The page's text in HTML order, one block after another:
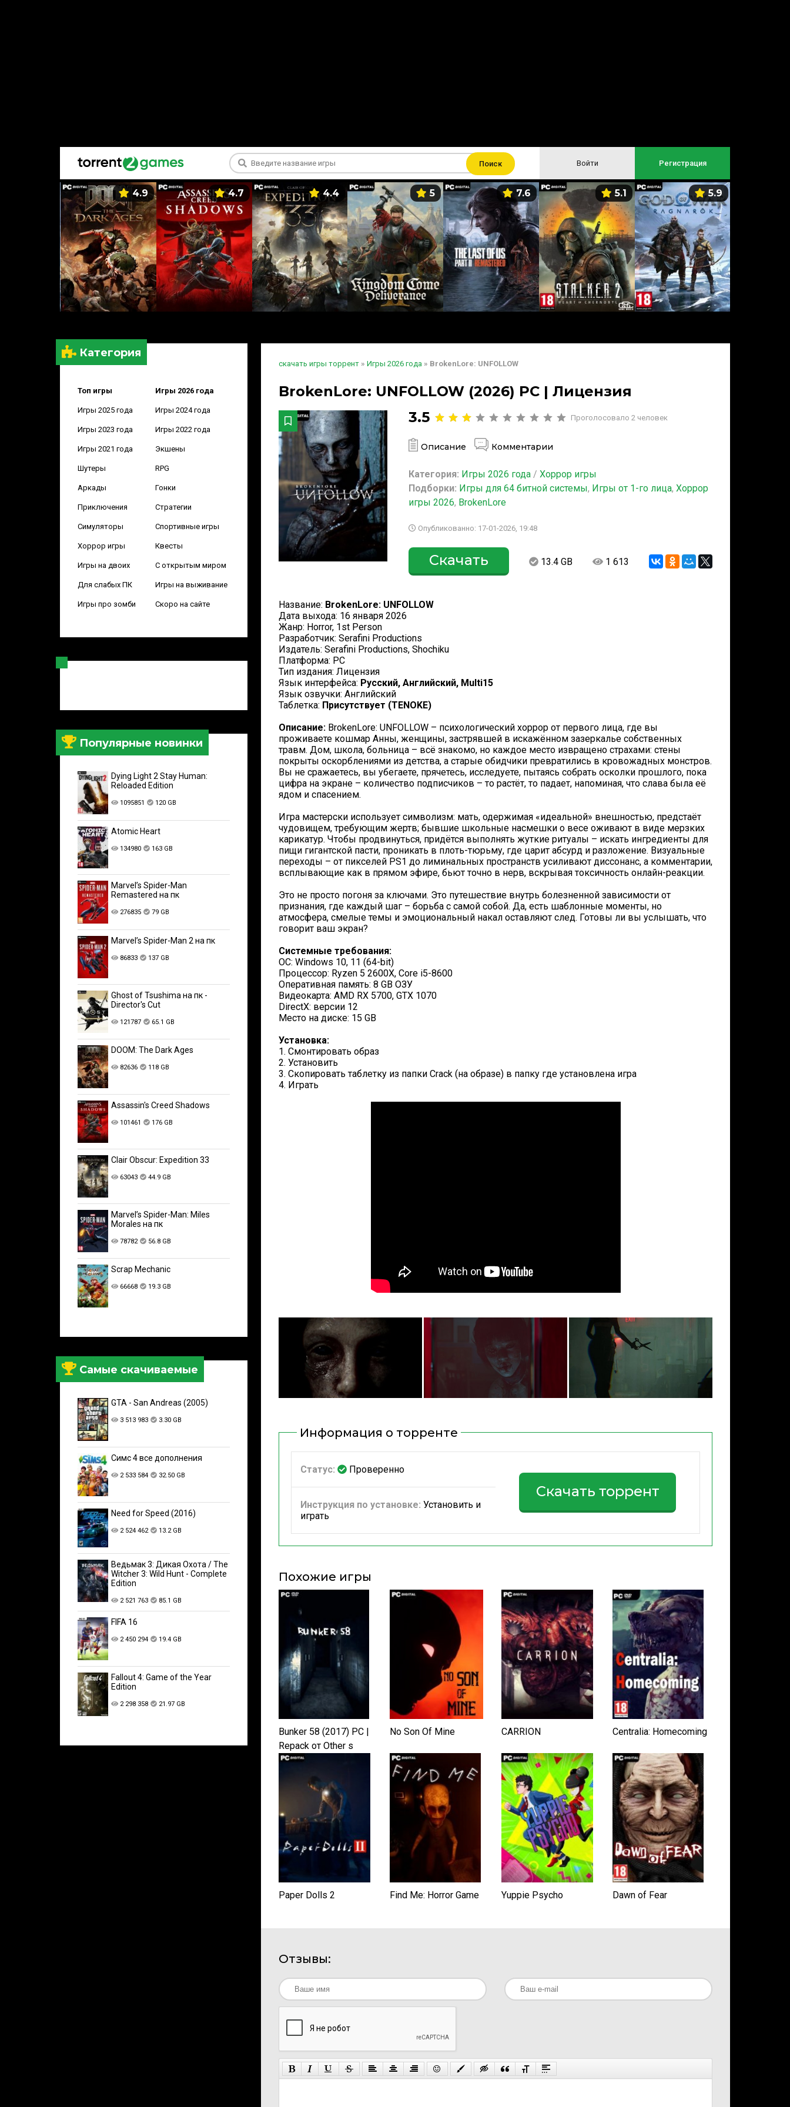
Поиск Войти Регистрация
4.9 4.7 4.4 5 7.6 5.1 5.9
Категория
Топ игры Игры 2026 года
Игры 2025 года Игры 2024 года
Игры 2023 года Игры 2022 года
Игры 2021 года Экшены
Шутеры RPG
Аркады Гонки
Приключения Стратегии
Симуляторы Спортивные игры
Хоррор игры Квесты
Игры на двоих С открытым миром
Для слабых ПК Игры на выживание
Игры про зомби Скоро на сайте
Популярные новинки
Dying Light 2 Stay Human:
Reloaded Edition
1095851 120 GB
Atomic Heart
134980 163 GB
Marvel’s Spider-Man
Remastered на пк
276835 79 GB
Marvel’s Spider-Man 2 на пк
86833 137 GB
Ghost of Tsushima на пк -
Director's Cut
121787 65.1 GB
DOOM: The Dark Ages
82636 118 GB
Assassin's Creed Shadows
101461 176 GB
Clair Obscur: Expedition 33
63043 44.9 GB
Marvel’s Spider-Man: Miles
Morales на пк
78782 56.8 GB
Scrap Mechanic
66668 19.3 GB
Самые скачиваемые
GTA - San Andreas (2005)
3 513 983 3.30 GB
Симс 4 все дополнения
2 533 584 32.50 GB
Need for Speed (2016)
2 524 462 13.2 GB
Ведьмак 3: Дикая Охота / The
Witcher 3: Wild Hunt - Complete
Edition
2 521 763 85.1 GB
FIFA 16
2 450 294 19.4 GB
Fallout 4: Game of the Year
Edition
2 298 358 21.97 GB
скачать игры торрент » Игры 2026 года » BrokenLore: UNFOLLOW
BrokenLore: UNFOLLOW (2026) PC | Лицензия
3.5
Проголосовало2 человек
Описание Комментарии
Категория: Игры 2026 года /Хоррор игры
Подборки: Игры для 64 битной системы, Игры от 1-го лица,Хоррор
игры 2026, BrokenLore
Опубликованно: 17-01-2026, 19:48
Скачать 13.4 GB 1 613
Название: BrokenLore: UNFOLLOW
Дата выхода: 16 января 2026
Жанр: Horror, 1st Person
Разработчик: Serafini Productions
Издатель: Serafini Productions, Shochiku
Платформа: PC
Тип издания: Лицензия
Язык интерфейса: Русский, Английский, Multi15
Язык озвучки: Английский
Таблетка: Присутствует (TENOKE)
Описание: BrokenLore: UNFOLLOW – психологический хоррор от первого лица, где вы
проживаете кошмар Анны, женщины, застрявшей в искажённом зазеркалье собственных
травм. Дом, школа, больница – всё знакомо, но каждое место извращено страхами: стены
покрыты оскорблениями из детства, а старые обидчики превратились в кровожадных монстров.
Вы не сражаетесь, вы убегаете, прячетесь, исследуете, пытаясь собрать осколки прошлого, пока
цифра на экране – количество подписчиков – то растёт, то падает, напоминая, что слава была её
ядом и спасением.
Игра мастерски использует символизм: мать, одержимая «идеальной» внешностью, предстаёт
чудовищем, требующим жертв; бывшие школьные насмешки о весе оживают в виде мерзких
карикатур. Чтобы продвинуться, придётся выполнять жуткие ритуалы – искать ингредиенты для
пищи гигантской пасти, проникать в плоть-тюрьму, где царит абсурд и разложение. Визуальные
переходы – от пикселей PS1 до лиминальных пространств усиливают диссонанс, а комментарии,
всплывающие как в прямом эфире, бьют точно в нерв, вскрывая токсичность онлайн-реакции.
Это не просто погоня за ключами. Это путешествие внутрь болезненной зависимости от
признания, где каждый шаг – борьба с самой собой. Да, есть шаблонные моменты, но
атмосфера, смелые темы и эмоциональный накал оставляют след. Готовы ли вы услышать, что
говорит ваш экран?
Системные требования:
ОС: Windows 10, 11 (64-bit)
Процессор: Ryzen 5 2600X, Core i5-8600
Оперативная память: 8 GB ОЗУ
Видеокарта: AMD RX 5700, GTX 1070
DirectX: версии 12
Место на диске: 15 GB
Установка:
1. Смонтировать образ
2. Установить
3. Скопировать таблетку из папки Crack (на образе) в папку где установлена игра
4. Играть
Информация о торренте
Статус: Проверенно
Инструкция по установке: Установить и
играть
Скачать торрент
Похожие игры
Bunker 58 (2017) PC |
Repack от Other s
No Son Of Mine CARRION Centralia: Homecoming
Paper Dolls 2 Find Me: Horror Game Yuppie Psycho Dawn of Fear
Отзывы: